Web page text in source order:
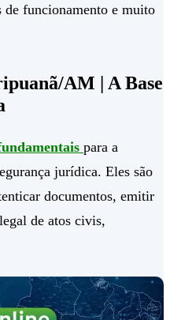
de funcionamento e muito
AM | A Base
para a
jurídica. Eles são
documentos, emitir
de atos civis,